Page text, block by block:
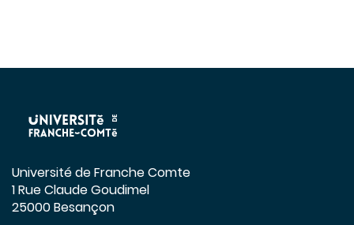
Université de Franche Comte
1 Rue Claude Goudimel
25000 Besançon